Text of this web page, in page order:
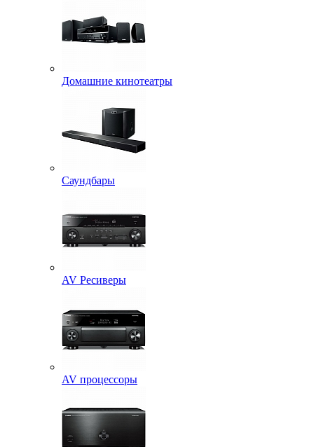
Домашние кинотеатры
Саундбары
AV Ресиверы
AV процессоры